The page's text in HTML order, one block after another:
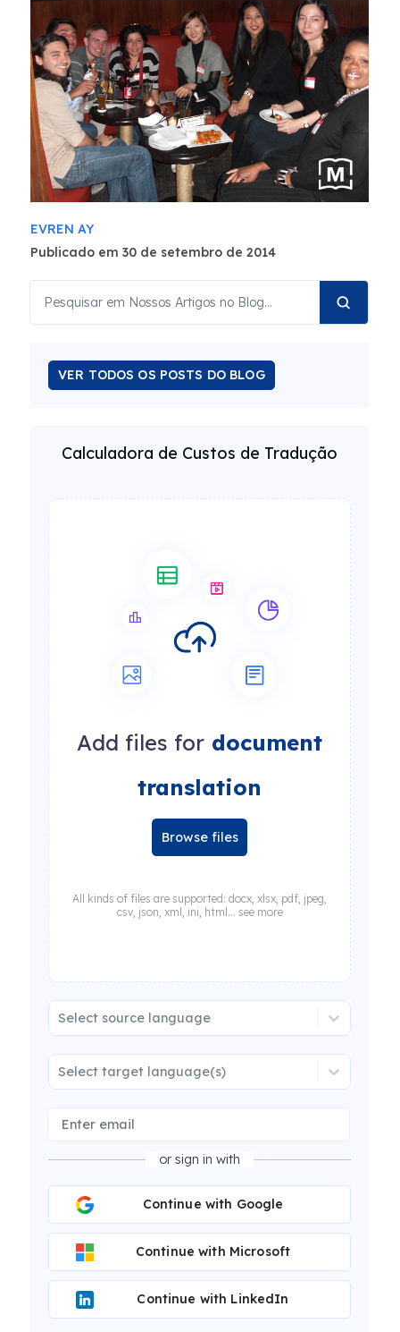
EVREN AY
Publicado em 30 de setembro de 2014
VER TODOS OS POSTS DO BLOG
Calculadora de Custos de Tradução
Add files for document
translation
Browse files
All kinds of files are supported: docx, xlsx, pdf, jpeg,
csv, json, xml, ini, html... see more
Select source language
Select target language(s)
or sign in with
Continue with Google
Continue with Microsoft
Continue with LinkedIn